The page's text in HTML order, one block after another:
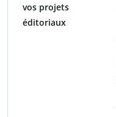
vos projets
éditoriaux